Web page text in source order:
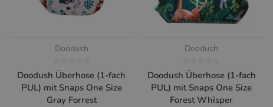
Doodush
Doodush Überhose (1-fach
PUL) mit Snaps One Size
Gray Forrest
Doodush
Doodush Überhose (1-fach
PUL) mit Snaps One Size
Forest Whisper